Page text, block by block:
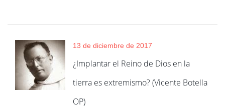
13 de diciembre de 2017
¿Implantar el Reino de Dios en la
tierra es extremismo? (Vicente Botella
OP)